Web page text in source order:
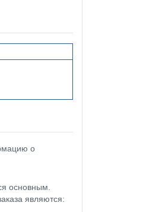
о
основным.
являются: